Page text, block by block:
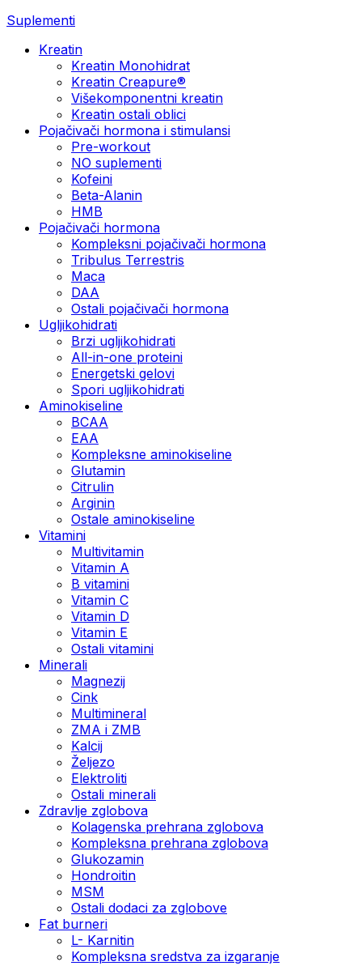
Suplementi
Kreatin
Kreatin Monohidrat
Kreatin Creapure®
Višekomponentni kreatin
Kreatin ostali oblici
Pojačivači hormona i stimulansi
Pre-workout
NO suplementi
Kofeini
Beta-Alanin
HMB
Pojačivači hormona
Kompleksni pojačivači hormona
Tribulus Terrestris
Maca
DAA
Ostali pojačivači hormona
Ugljikohidrati
Brzi ugljikohidrati
All-in-one proteini
Energetski gelovi
Spori ugljikohidrati
Aminokiseline
BCAA
EAA
Kompleksne aminokiseline
Glutamin
Citrulin
Arginin
Ostale aminokiseline
Vitamini
Multivitamin
Vitamin A
B vitamini
Vitamin C
Vitamin D
Vitamin E
Ostali vitamini
Minerali
Magnezij
Cink
Multimineral
ZMA i ZMB
Kalcij
Željezo
Elektroliti
Ostali minerali
Zdravlje zglobova
Kolagenska prehrana zglobova
Kompleksna prehrana zglobova
Glukozamin
Hondroitin
MSM
Ostali dodaci za zglobove
Fat burneri
L- Karnitin
Kompleksna sredstva za izgaranje